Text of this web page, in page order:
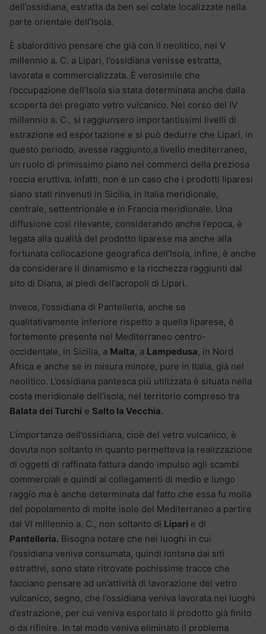
dell’ossidiana, estratta da ben sei colate localizzate nella
parte orientale dell’Isola.
È sbalorditivo pensare che già con il neolitico, nel V
millennio a. C. a Lipari, l’ossidiana venisse estratta,
lavorata e commercializzata. È verosimile che
l’occupazione dell’Isola sia stata determinata anche dalla
scoperta del pregiato vetro vulcanico. Nel corso del IV
millennio a. C., si raggiunsero importantissimi livelli di
estrazione ed esportazione e si può dedurre che Lipari, in
questo periodo, avesse raggiunto,a livello mediterraneo,
un ruolo di primissimo piano nei commerci della preziosa
roccia eruttiva. Infatti, non è un caso che i prodotti liparesi
siano stati rinvenuti in Sicilia, in Italia meridionale,
centrale, settentrionale e in Francia meridionale. Una
diffusione così rilevante, considerando anche l’epoca, è
legata alla qualità del prodotto liparese ma anche alla
fortunata collocazione geografica dell’Isola, infine, è anche
da considerare il dinamismo e la ricchezza raggiunti dal
sito di Diana, ai piedi dell’acropoli di Lipari.
Invece, l’ossidiana di Pantelleria, anche se
qualitativamente inferiore rispetto a quella liparese, è
fortemente presente nel Mediterraneo centro-
occidentale, in Sicilia, a Malta, a Lampedusa, in Nord
Africa e anche se in misura minore, pure in Italia, già nel
neolitico. L’ossidiana pantesca più utilizzata è situata nella
costa meridionale dell’isola, nel territorio compreso tra
Balata dei Turchi e Salto la Vecchia.
L’importanza dell’ossidiana, cioè del vetro vulcanico, è
dovuta non soltanto in quanto permetteva la realizzazione
di oggetti di raffinata fattura dando impulso agli scambi
commerciali e quindi ai collegamenti di medio e lungo
raggio ma è anche determinata dal fatto che essa fu molla
del popolamento di molte isole del Mediterraneo a partire
dal VI millennio a. C., non soltanto di Lipari e di
Pantelleria. Bisogna notare che nei luoghi in cui
l’ossidiana veniva consumata, quindi lontana dai siti
estrattivi, sono state ritrovate pochissime tracce che
facciano pensare ad un’attività di lavorazione del vetro
vulcanico, segno, che l’ossidiana veniva lavorata nei luoghi
d’estrazione, per cui veniva esportato il prodotto già finito
o da rifinire. In tal modo veniva eliminato il problema